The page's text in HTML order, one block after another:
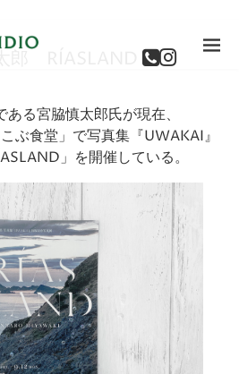
る宮脇慎太郎氏が現在、
ぶ食堂」で写真集『UWAKAI』
」を開催している。